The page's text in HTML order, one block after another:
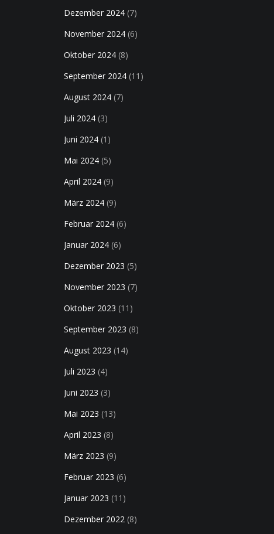
Dezember 2024(7)
November 2024(6)
Oktober 2024(8)
September 2024(11)
August 2024(7)
Juli 2024(3)
Juni 2024(1)
Mai 2024(5)
April 2024(9)
März 2024(9)
Februar 2024(6)
Januar 2024(6)
Dezember 2023 (5)
November 2023 (7)
Oktober 2023 (11)
September 2023 (8)
August 2023 (14)
Juli 2023 (4)
Juni 2023 (3)
Mai 2023 (13)
April 2023 (8)
März 2023 (9)
Februar 2023 (6)
Januar 2023 (11)
Dezember 2022(8)